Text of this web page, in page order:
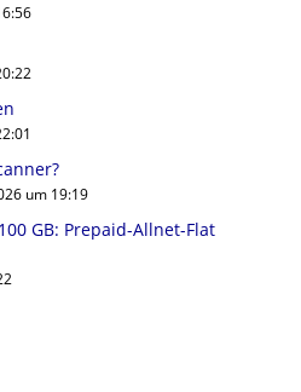
um 19:19
GB: Prepaid-Allnet-Flat